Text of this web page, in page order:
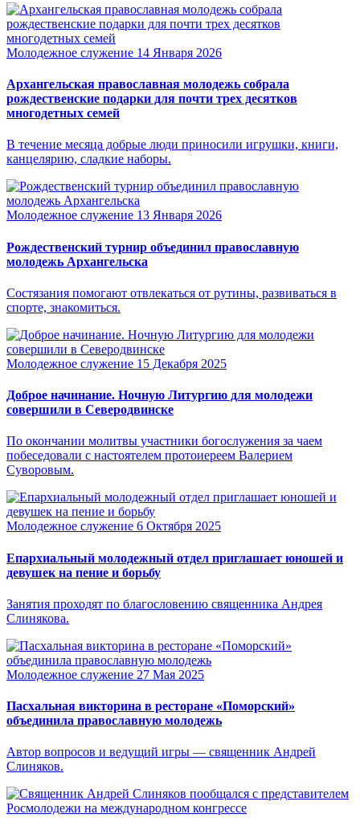
Молодежное служение 14 Января 2026
Архангельская православная молодежь собрала
рождественские подарки для почти трех десятков
многодетных семей
В течение месяца добрые люди приносили игрушки, книги,
канцелярию, сладкие наборы.
Молодежное служение 13 Января 2026
Рождественский турнир объединил православную
молодежь Архангельска
Состязания помогают отвлекаться от рутины, развиваться в
спорте, знакомиться.
Молодежное служение 15 Декабря 2025
Доброе начинание. Ночную Литургию для молодежи
совершили в Северодвинске
По окончании молитвы участники богослужения за чаем
побеседовали с настоятелем протоиереем Валерием
Суворовым.
Молодежное служение 6 Октября 2025
Епархиальный молодежный отдел приглашает юношей и
девушек на пение и борьбу
Занятия проходят по благословению священника Андрея
Слинякова.
Молодежное служение 27 Мая 2025
Пасхальная викторина в ресторане «Поморский»
объединила православную молодежь
Автор вопросов и ведущий игры — священник Андрей
Слиняков.